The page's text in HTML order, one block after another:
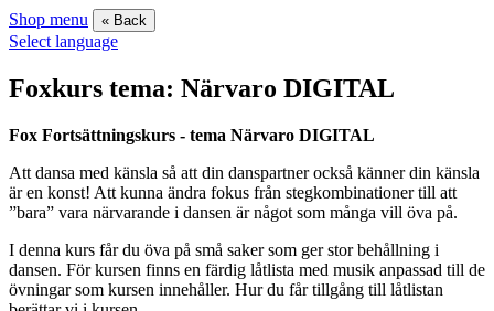
Shop menu « Back
Select language
Foxkurs tema: Närvaro DIGITAL
Fox Fortsättningskurs - tema Närvaro DIGITAL
Att dansa med känsla så att din danspartner också känner din känsla
är en konst! Att kunna ändra fokus från stegkombinationer till att
”bara” vara närvarande i dansen är något som många vill öva på.
I denna kurs får du öva på små saker som ger stor behållning i
dansen. För kursen finns en färdig låtlista med musik anpassad till de
övningar som kursen innehåller. Hur du får tillgång till låtlistan